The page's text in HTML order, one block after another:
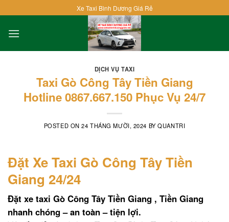
to
content
Xe Taxi Bình Dương Giá Rẻ
DỊCH VỤ TAXI
Taxi Gò Công Tây Tiền Giang
Hotline 0867.667.150 Phục Vụ 24/7
POSTED ON24 THÁNG MƯỜI, 2024 BYQUANTRI
Đặt Xe Taxi Gò Công Tây Tiền
Giang 24/24
Đặt xe taxi Gò Công Tây Tiền Giang , Tiền Giang
nhanh chóng – an toàn – tiện lợi.